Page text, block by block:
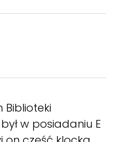
Biblioteki
w posiadaniu E